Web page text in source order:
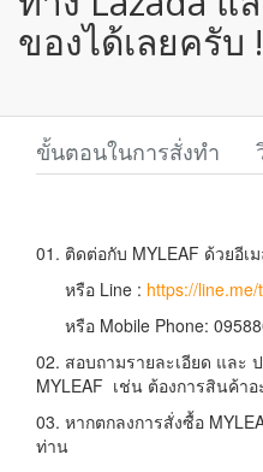
ของได้เลยครับ !
ขั้นตอนในการสั่งทำ
01. ติดต่อกับ MYLEAF ด้วยอีเ
หรือ Line : https://
หรือ Mobile Phone:
02. สอบถามรายละเอียด และ
MYLEAF เช่น ต้องการสินค้า
03. หากตกลงการสั่งซื้อ
ท่าน